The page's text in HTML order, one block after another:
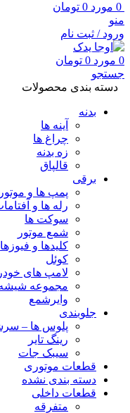
0 مورد 0 تومان
منو
ورود / ثبت نام
0 مورد 0 تومان
جستجو
دسته بندی محصولات
بدنه
آینه ها
چراغ ها
زه بدنه
قالپاق
برقی
پمپ ها و
رله ها و
سوکت ها
شمع موتور
کلیدها و فیوزها
کوئل
لامپ های
مجموعه شیشه
وایرشمع
جلوبندی
پلوس ها –
رینگ تایر
سیبک جات
قطعات موتوری
دسته بندی نشده
قطعات داخلی
متفرقه